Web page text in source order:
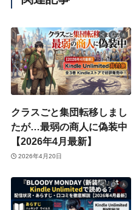
クラスごと集団転移しまし
たが…最弱の商人に偽装中
【2026年4月最新】
2026年4月20日